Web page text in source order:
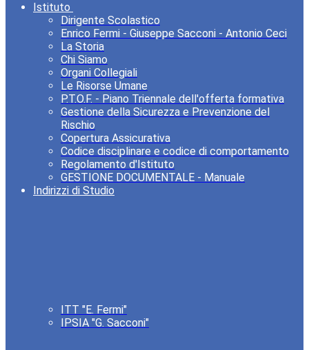
Istituto
Dirigente Scolastico
Enrico Fermi - Giuseppe Sacconi - Antonio Ceci
La Storia
Chi Siamo
Organi Collegiali
Le Risorse Umane
P.T.O.F. - Piano Triennale dell'offerta formativa
Gestione della Sicurezza e Prevenzione del
Rischio
Copertura Assicurativa
Codice disciplinare e codice di comportamento
Regolamento d'Istituto
GESTIONE DOCUMENTALE - Manuale
Indirizzi di Studio
ITT "E. Fermi"
IPSIA "G. Sacconi"